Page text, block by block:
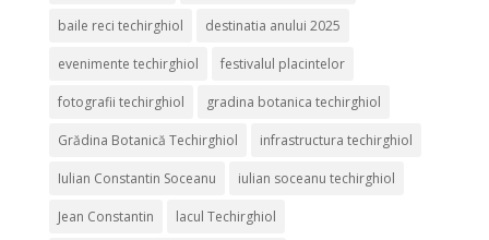
baile reci techirghiol destinatia anului 2025
evenimente techirghiol festivalul placintelor
fotografii techirghiol gradina botanica techirghiol
Grădina Botanică Techirghiol infrastructura techirghiol
Iulian Constantin Soceanu iulian soceanu techirghiol
Jean Constantin lacul Techirghiol